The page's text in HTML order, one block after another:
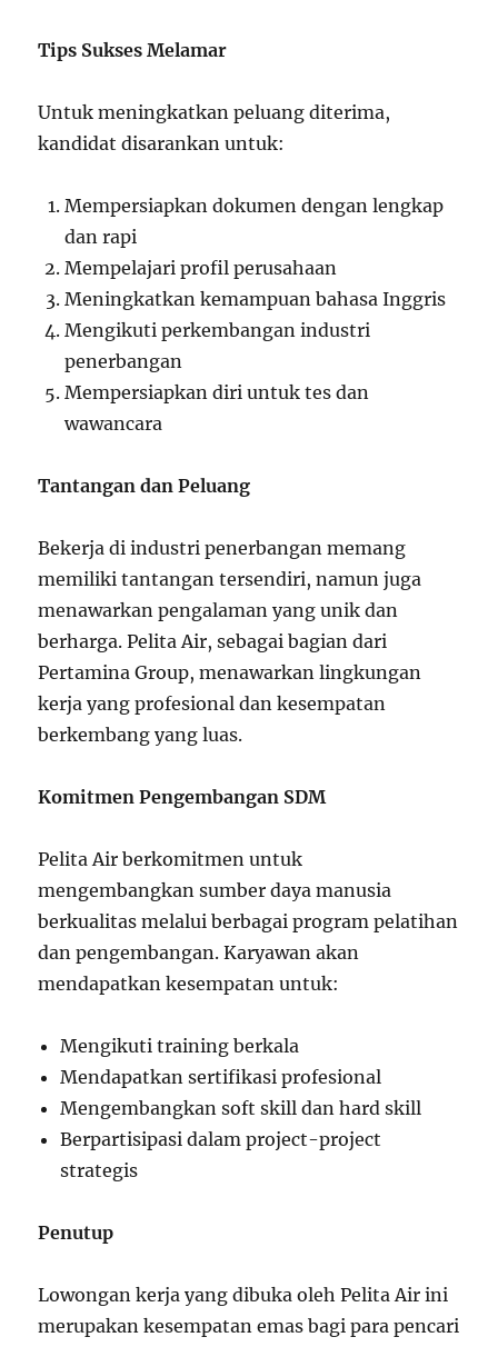
Tips Sukses Melamar
Untuk meningkatkan peluang diterima,
kandidat disarankan untuk:
Mempersiapkan dokumen dengan lengkap
dan rapi
Mempelajari profil perusahaan
Meningkatkan kemampuan bahasa Inggris
Mengikuti perkembangan industri
penerbangan
Mempersiapkan diri untuk tes dan
wawancara
Tantangan dan Peluang
Bekerja di industri penerbangan memang
memiliki tantangan tersendiri, namun juga
menawarkan pengalaman yang unik dan
berharga. Pelita Air, sebagai bagian dari
Pertamina Group, menawarkan lingkungan
kerja yang profesional dan kesempatan
berkembang yang luas.
Komitmen Pengembangan SDM
Pelita Air berkomitmen untuk
mengembangkan sumber daya manusia
berkualitas melalui berbagai program pelatihan
dan pengembangan. Karyawan akan
mendapatkan kesempatan untuk:
Mengikuti training berkala
Mendapatkan sertifikasi profesional
Mengembangkan soft skill dan hard skill
Berpartisipasi dalam project-project
strategis
Penutup
Lowongan kerja yang dibuka oleh Pelita Air ini
merupakan kesempatan emas bagi para pencari